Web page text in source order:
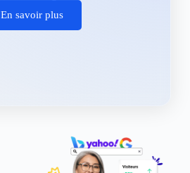
En savoir plus